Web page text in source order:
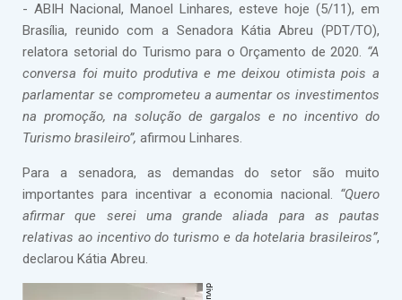
- ABIH Nacional, Manoel Linhares, esteve hoje (5/11), em
Brasília, reunido com a Senadora Kátia Abreu (PDT/TO),
relatora setorial do Turismo para o Orçamento de 2020. “A
conversa foi muito produtiva e me deixou otimista pois a
parlamentar se comprometeu a aumentar os investimentos
na promoção, na solução de gargalos e no incentivo do
Turismo brasileiro”, afirmou Linhares.
Para a senadora, as demandas do setor são muito
importantes para incentivar a economia nacional. “Quero
afirmar que serei uma grande aliada para as pautas
relativas ao incentivo do turismo e da hotelaria brasileiros”,
declarou Kátia Abreu.